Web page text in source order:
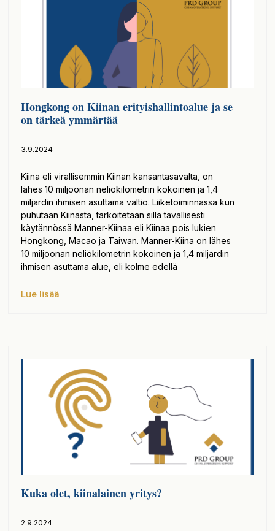
Hongkong on Kiinan erityishallintoalue ja se
on tärkeä ymmärtää
3.9.2024
Kiina eli virallisemmin Kiinan kansantasavalta, on
lähes 10 miljoonan neliökilometrin kokoinen ja 1,4
miljardin ihmisen asuttama valtio. Liiketoiminnassa kun
puhutaan Kiinasta, tarkoitetaan sillä tavallisesti
käytännössä Manner-Kiinaa eli Kiinaa pois lukien
Hongkong, Macao ja Taiwan. Manner-Kiina on lähes
10 miljoonan neliökilometrin kokoinen ja 1,4 miljardin
ihmisen asuttama alue, eli kolme edellä
Lue lisää
Kuka olet, kiinalainen yritys?
2.9.2024